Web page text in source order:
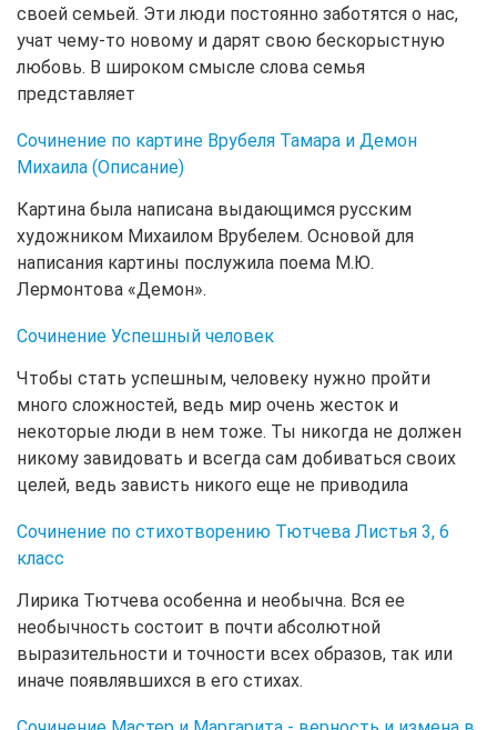
своей семьей. Эти люди постоянно заботятся о нас,
учат чему-то новому и дарят свою бескорыстную
любовь. В широком смысле слова семья
представляет
Сочинение по картине Врубеля Тамара и Демон
Михаила (Описание)
Картина была написана выдающимся русским
художником Михаилом Врубелем. Основой для
написания картины послужила поема М.Ю.
Лермонтова «Демон».
Сочинение Успешный человек
Чтобы стать успешным, человеку нужно пройти
много сложностей, ведь мир очень жесток и
некоторые люди в нем тоже. Ты никогда не должен
никому завидовать и всегда сам добиваться своих
целей, ведь зависть никого еще не приводила
Сочинение по стихотворению Тютчева Листья 3, 6
класс
Лирика Тютчева особенна и необычна. Вся ее
необычность состоит в почти абсолютной
выразительности и точности всех образов, так или
иначе появлявшихся в его стихах.